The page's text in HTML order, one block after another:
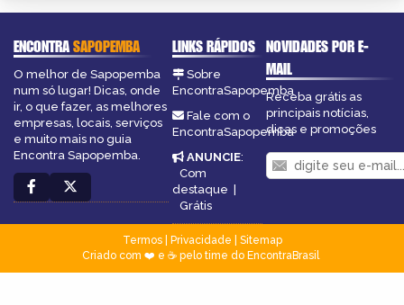
ENCONTRASAPOPEMBA
O melhor de Sapopemba
num só lugar! Dicas, onde
ir, o que fazer, as melhores
empresas, locais, serviços
e muito mais no guia
Encontra Sapopemba.
LINKS RÁPIDOS
Sobre
EncontraSapopemba
Fale com o
EncontraSapopemba
ANUNCIE:
Com
destaque |
Grátis
NOVIDADES POR E-
MAIL
Receba grátis as
principais notícias,
dicas e promoções
Termos| Privacidade
Sitemap
Criado com ❤️ e ☕ pelo time do EncontraBrasil